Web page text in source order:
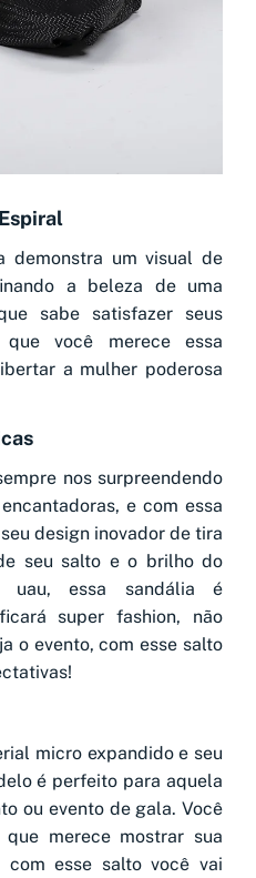
demonstra um visual de
a beleza de uma
sabe satisfazer seus
você merece essa
a mulher poderosa
nos surpreendendo
e com essa
design inovador de tira
seu salto e o brilho do
uau, essa sandália é
super fashion, não
o evento, com esse salto
micro expandido e seu
é perfeito para aquela
ou evento de gala. Você
merece mostrar sua
com esse salto você vai